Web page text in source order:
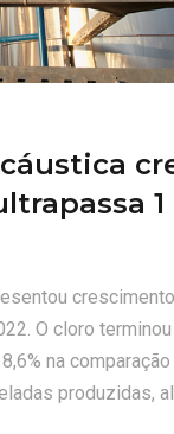
O cloro
na
produzidas,